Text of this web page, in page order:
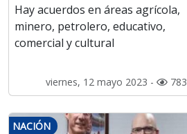
Hay acuerdos en áreas agrícola,
minero, petrolero, educativo,
comercial y cultural
viernes, 12 mayo 2023 - 783
NACIÓN